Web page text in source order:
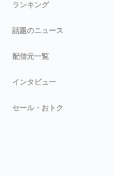
ランキング
話題のニュース
配信元一覧
インタビュー
セール・おトク